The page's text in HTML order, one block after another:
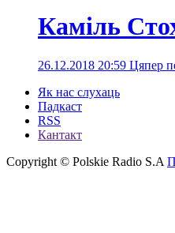
Каміль
26.12.2018 20:59 Цяпер
Як нас слухаць
Падкаст
RSS
Кантакт
Copyright © Polskie Radio S.A